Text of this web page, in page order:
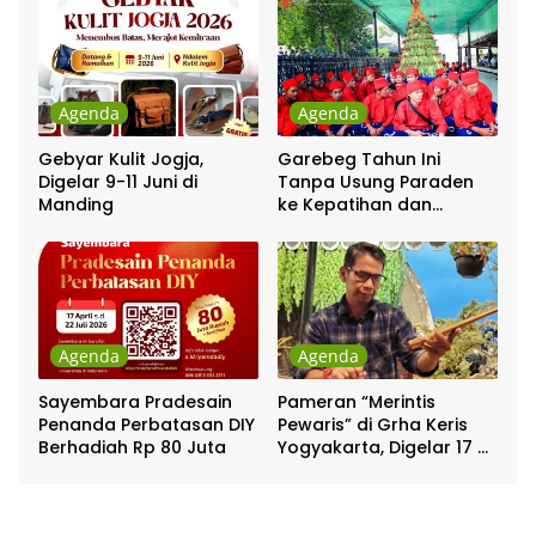
Agenda
Gebyar Kulit Jogja,
Digelar 9-11 Juni di
Manding
Agenda
Garebeg Tahun Ini
Tanpa Usung Paraden
ke Kepatihan dan
Agenda
Sayembara Pradesain
Penanda Perbatasan DIY
Berhadiah Rp 80 Juta
Agenda
Pameran “Merintis
Pewaris” di Grha Keris
Yogyakarta, Digelar 17 –